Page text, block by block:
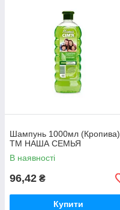
Шампунь 1000мл (Кропива)
ТМ НАША СЕМЬЯ
В наявності
96,42 ₴
Купити